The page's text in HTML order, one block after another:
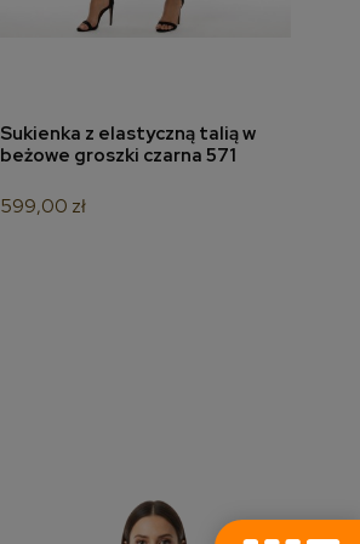
dodaj do koszyka
Sukienka z elastyczną talią w
beżowe groszki czarna 571
599,00 zł